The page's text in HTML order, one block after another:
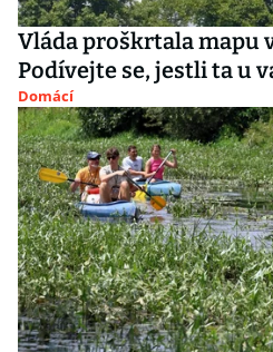
Vláda proškrtala mapu
Podívejte se, jestli ta u
Domácí